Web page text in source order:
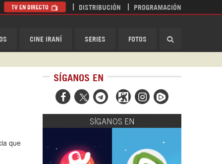
CINE IRANÍ SERIES FOTOS
TV EN DIRECTO DISTRIBUCIÓN PROGRAMACIÓN
que
SÍGANOS EN
  
SÍGANOS EN